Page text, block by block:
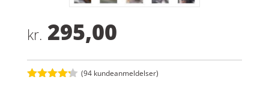
kr. 295,00
(94 kundeanmeldelser)